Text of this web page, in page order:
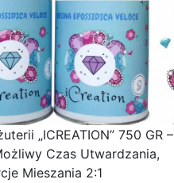
„ICREATION” 750 GR –
Czas Utwardzania,
Mieszania 2:1